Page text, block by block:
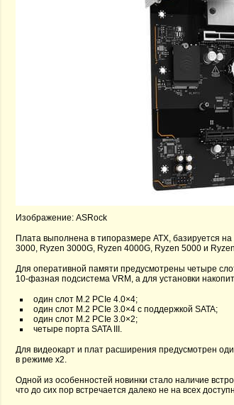
Изображение: ASRock
Плата выполнена в типоразмере ATX, базируется
3000, Ryzen 3000G, Ryzen 4000G, Ryzen 5000 и
Для оперативной памяти предусмотрены четыре
10-фазная подсистема VRM, а для установки
один слот M.2 PCIe 4.0×4;
один слот M.2 PCIe 3.0×4 с поддержкой SATA;
один слот M.2 PCIe 3.0×2;
четыре порта SATA III.
Для видеокарт и плат расширения предусмотрен
в режиме x2.
Одной из особенностей новинки стало наличие
что до сих пор встречается далеко не на всех